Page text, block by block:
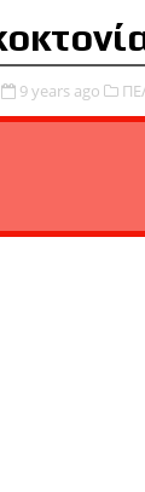
9 years ago